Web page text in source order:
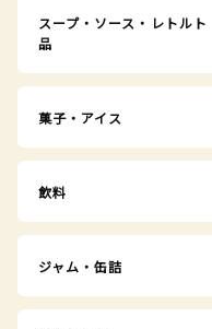
スープ・ソース・レトルト
品
菓子・アイス
飲料
ジャム・缶詰